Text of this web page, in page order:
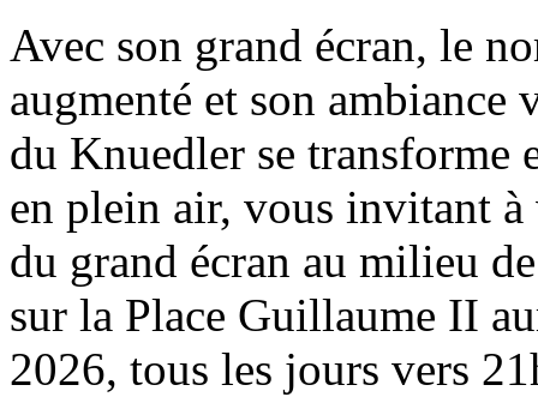
Avec son grand écran, le
augmenté et son ambiance
du Knuedler se transforme
en plein air, vous invitant
du grand écran au milieu
sur la Place Guillaume II
2026, tous les jours vers